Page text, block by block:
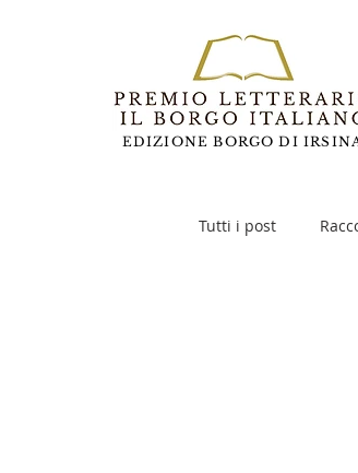
EDIZIONE BORGO DI
Tutti i post